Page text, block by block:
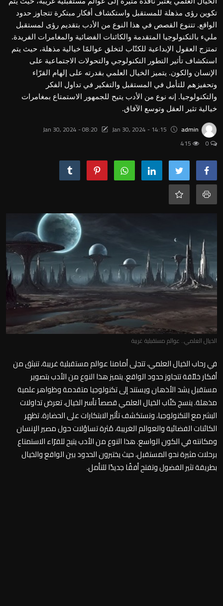
عالم الحيوان والطيور
الفنون والآداب
الأعمال والاقتصاد
التكنولوجيا والعلوم
Contact
الأسرة والعلاقات
Gallery
العربية
تكوين رؤى مذهلة للمستقبل واستكشاف أفكار مبتكرة تتجاوز حدود
الواقع. تتنوع القصص في هذا النوع من الأدب بتقديم رؤى لمستقبل
مليء بالتكنولوجيا المتقدمة والكائنات الفضائية والمغامرات الفريدة.
تمتزج العقول الإبداعية للكتّاب لتخلق عوالمًا خيالية مذهلة، حيث يتم
استكشاف تأثير التطور التكنولوجي والتحولات الاجتماعية على
الإنسان والكون. يتميز الخيال العلمي بقدرته على إلهام القرّاء
وتحفيزهم للتأمل في المستقبل والتفكير في تداول الفكر
والتكنولوجيا. إنه نوع من الأدب يتيح للجمهور الاستمتاع بمغامرات
خيالية تثير العقل وتوسع الآفاق.
admin
Jan 30, 2024 - 14:15
Jan 30, 2024 - 08:20
الخيال العلمي.. عوالم مستقبلية غريبة
في رحاب الخيال العلمي، تتجلى أمامنا عوالم مستقبلية غريبة، تنبثق من
أفكار خلاّقة تتجاوز حدود الواقع. يتميز هذا النوع من الأدب بتصوير
مستقبل يشد الأذهان ويستند إلى تكنولوجيا متقدمة وظواهر علمية
مذهلة. ينسج كتّاب الخيال العلمي قصصاً تأسر الخيال، تعرض تداولات
البشر مع التكنولوجيا، وتستكشف تأثير الابتكارات على الحضارة. تظهر
الكائنات الفضائية والعوالم الغريبة، مُثرة تساؤلات حول مصير الإنسان
ومكانته في الكون الواسع. هذا النوع من الأدب يتيح للقرّاء الاستمتاع
برحلات مثيرة نحو المستقبل، حيث يختبرون الحدود بين الواقع والخيال
بطريقة تثير الفضول وتفتح أفقًا جديدًا للتأمل.